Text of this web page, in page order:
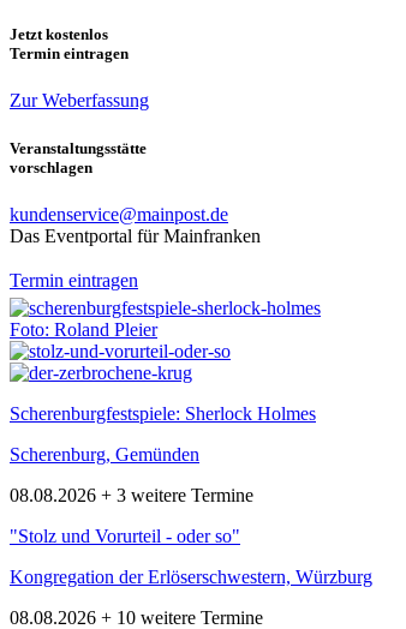
Jetzt kostenlos
Termin eintragen
Zur Weberfassung
Veranstaltungsstätte
vorschlagen
kundenservice@mainpost.de
Das Eventportal für Mainfranken
Termin eintragen
Foto: Roland Pleier
Scherenburgfestspiele: Sherlock Holmes
Scherenburg, Gemünden
08.08.2026 + 3 weitere Termine
"Stolz und Vorurteil - oder so"
Kongregation der Erlöserschwestern, Würzburg
08.08.2026 + 10 weitere Termine